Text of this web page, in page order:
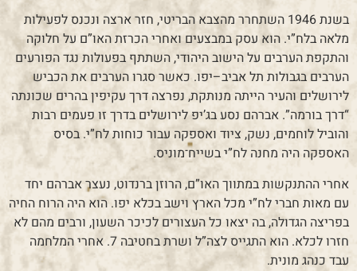
בשנת 1946 השתחרר מהצבא הבריטי, חזר ארצה ונכנס לפעילות
מלאה בלח”י. הוא עסק במבצעים ואחרי הכרזת האו”ם על חלוקה
והתקפת הערבים על הישוב היהודי, השתתף בפעולות נגד הפורעים
הערבים בגבולות תל אביב–יפו. כאשר סגרו הערבים את הכביש
לירושלים והעיר הייתה מנותקת, נפרצה דרך עקיפין בהרים שכונתה
“דרך בורמה”. אברהם נסע בג’יפ לירושלים בדרך זו פעמים רבות
והוביל לוחמים, נשק, ציוד ואספקה עבור כוחות לח”י. בסיס
האספקה היה מחנה לח”י בשייח־מוניס.
אחרי ההתנקשות במתווך האו”ם, הרוזן ברנדוט, נעצר אברהם יחד
עם מאות חברי לח”י מכל הארץ וישב בכלא יפו. הוא היה הרוח החיה
בפריצה הגדולה, בה יצאו כל העצורים לכיכר השעון, ורבים מהם לא
חזרו לכלא. הוא התגייס לצה”ל ושרת בחטיבה 7. אחרי המלחמה
עבד כנהג מונית.